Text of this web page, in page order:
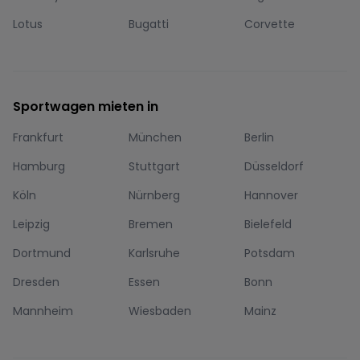
Lotus
Bugatti Corvette
Sportwagen mieten in
Frankfurt München
Berlin
Hamburg
Stuttgart
Düsseldorf
Köln
Nürnberg
Hannover
Leipzig
Bremen
Bielefeld
Dortmund
Karlsruhe
Potsdam
Dresden
Essen
Bonn
Mannheim
Wiesbaden Mainz